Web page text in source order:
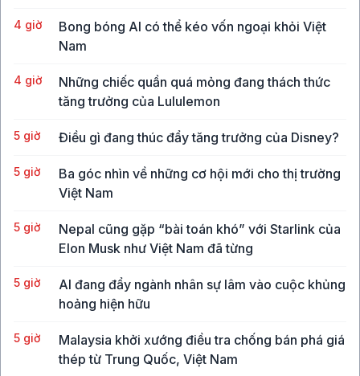
4 giờ
Bong bóng AI có thể kéo vốn ngoại khỏi Việt
Nam
4 giờ
Những chiếc quần quá mỏng đang thách thức
tăng trưởng của Lululemon
5 giờ Điều gì đang thúc đẩy tăng trưởng của Disney?
5 giờ
Ba góc nhìn về những cơ hội mới cho thị trường
Việt Nam
5 giờ
Nepal cũng gặp “bài toán khó” với Starlink của
Elon Musk như Việt Nam đã từng
5 giờ
AI đang đẩy ngành nhân sự lâm vào cuộc khủng
hoảng hiện hữu
5 giờ
Malaysia khởi xướng điều tra chống bán phá giá
thép từ Trung Quốc, Việt Nam